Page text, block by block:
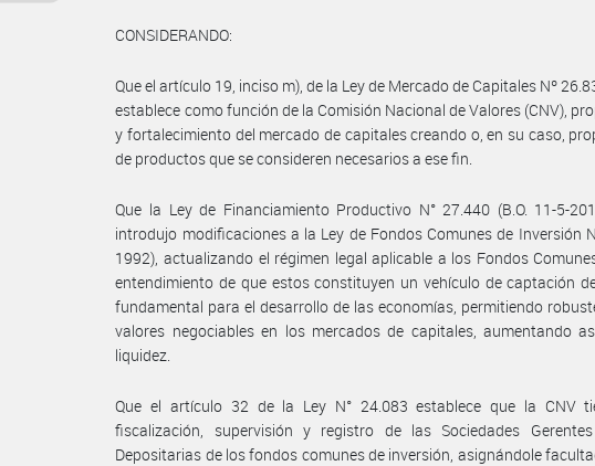
CONSIDERANDO:
Que el artículo 19, inciso m), de la Ley de Mercado de Capitales Nº
establece como función de la Comisión Nacional de Valores (CNV),
y fortalecimiento del mercado de capitales creando o, en su caso,
de productos que se consideren necesarios a ese fin.
Que la Ley de Financiamiento Productivo N° 27.440 (B.O. 11-5-
introdujo modificaciones a la Ley de Fondos Comunes de Inversión
1992), actualizando el régimen legal aplicable a los Fondos
entendimiento de que estos constituyen un vehículo de captación
fundamental para el desarrollo de las economías, permitiendo
valores negociables en los mercados de capitales, aumentando
liquidez.
Que el artículo 32 de la Ley N° 24.083 establece que la CNV
fiscalización, supervisión y registro de las Sociedades
Depositarias de los fondos comunes de inversión, asignándole